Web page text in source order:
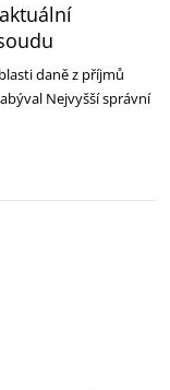
daně z příjmů
Nejvyšší správní